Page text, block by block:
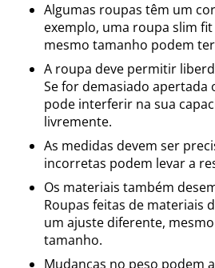
Algumas roupas têm um
exemplo, uma roupa slim
mesmo tamanho podem
A roupa deve permitir
Se for demasiado apertada
pode interferir na sua
livremente.
As medidas devem ser
incorretas podem levar a
Os materiais também
Roupas feitas de materiais
um ajuste diferente,
tamanho.
Mudanças no peso podem